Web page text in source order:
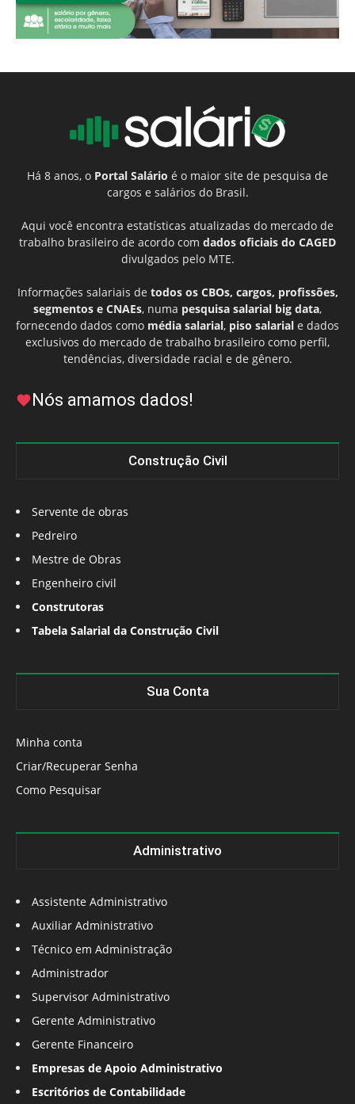
Há 8 anos, o Portal Salário é o maior site de pesquisa de
cargos e salários do Brasil.
Aqui você encontra estatísticas atualizadas do mercado de
trabalho brasileiro de acordo com dados oficiais do CAGED
divulgados pelo MTE.
Informações salariais de todos os CBOs, cargos, profissões,
segmentos e CNAEs, numa pesquisa salarial big data,
fornecendo dados como média salarial, piso salarial e dados
exclusivos do mercado de trabalho brasileiro como perfil,
tendências, diversidade racial e de gênero.
Nós amamos dados!
Construção Civil
Servente de obras
Pedreiro
Mestre de Obras
Engenheiro civil
Construtoras
Tabela Salarial da Construção Civil
Sua Conta
Minha conta
Criar/Recuperar Senha
Como Pesquisar
Administrativo
Assistente Administrativo
Auxiliar Administrativo
Técnico em Administração
Administrador
Supervisor Administrativo
Gerente Administrativo
Gerente Financeiro
Empresas de Apoio Administrativo
Escritórios de Contabilidade